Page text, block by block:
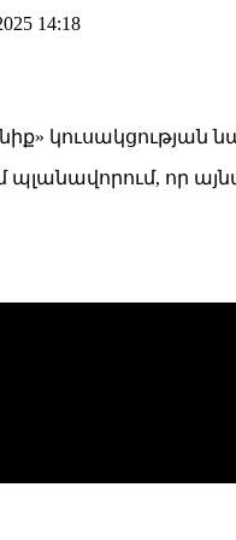
14:18
կուսակցության
պլանավորում, որ